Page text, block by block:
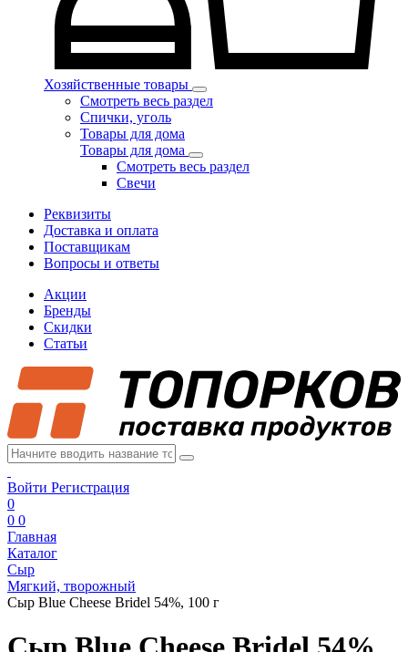
Хозяйственные товары
Смотреть весь раздел
Спички, уголь
Товары для дома
Товары для дома
Смотреть весь раздел
Свечи
Реквизиты
Доставка и оплата
Поставщикам
Вопросы и ответы
Акции
Бренды
Скидки
Статьи
Войти Регистрация
0
0 0
Главная
Каталог
Сыр
Мягкий, творожный
Сыр Blue Cheese Bridel 54%, 100 г